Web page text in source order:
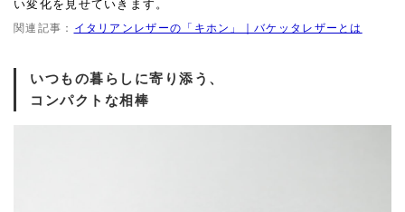
い変化を見せていきます。
関連記事： イタリアンレザーの「キホン」｜バケッタレザーとは
いつもの暮らしに寄り添う、
コンパクトな相棒